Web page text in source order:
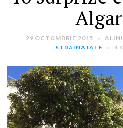
29 OCTOMBRIE 2015
STRAINATATE
4
ARTICOLE